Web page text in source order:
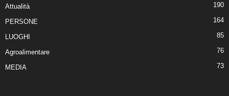
Attualità 190
PERSONE 164
LUOGHI 85
Agroalimentare 76
MEDIA 73